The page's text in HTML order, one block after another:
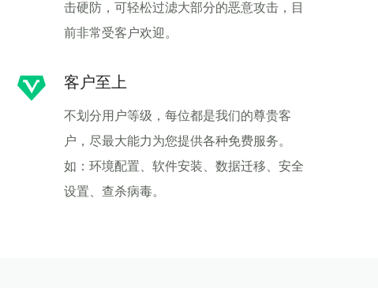
击硬防，可轻松过滤大部分的恶意攻击，目
前非常受客户欢迎。
客户至上
不划分用户等级，每位都是我们的尊贵客
户，尽最大能力为您提供各种免费服务。
如：环境配置、软件安装、数据迁移、安全
设置、查杀病毒。